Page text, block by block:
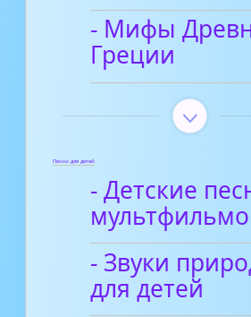
- Мифы
Греции
Песни для детей
- Детские
- Звуки
для детей